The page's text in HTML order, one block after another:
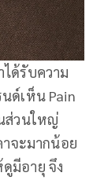
ได้รับความ
ด์เห็น Pain
ส่วนใหญ่
าจะมากน้อย
มีอายุ จึง